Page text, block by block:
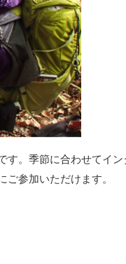
す。季節に合わせてイン
参加いただけます。